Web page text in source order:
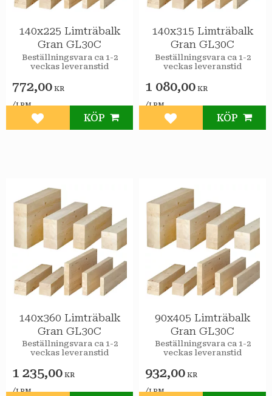
140x225 Limträbalk
Gran GL30C
Beställningsvara ca 1-2
veckas leveranstid
772,00 KR
/LPM
Lägg till i favoriter
KÖP
140x315 Limträbalk
Gran GL30C
Beställningsvara ca 1-2
veckas leveranstid
1 080,00 KR
/LPM
Lägg till i favoriter
KÖP
140x360 Limträbalk
Gran GL30C
Beställningsvara ca 1-2
veckas leveranstid
1 235,00 KR
/LPM
90x405 Limträbalk
Gran GL30C
Beställningsvara ca 1-2
veckas leveranstid
932,00 KR
/LPM